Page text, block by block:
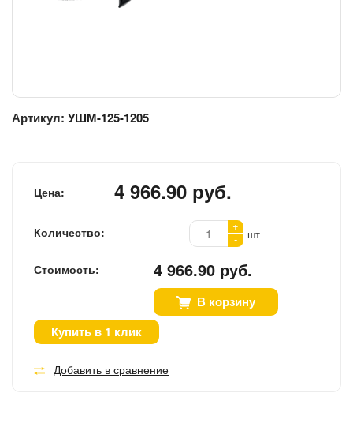
Артикул: УШМ-125-1205
Цена: 4 966.90 руб.
Количество:
+
-
шт
Стоимость: 4 966.90 руб.
В корзину
Купить в 1 клик
Добавить в сравнение